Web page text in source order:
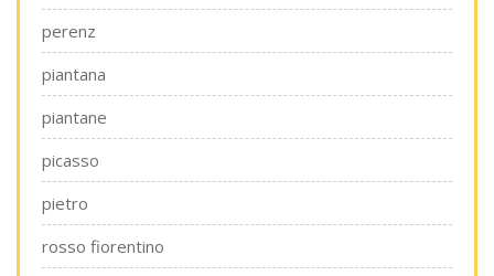
perenz
piantana
piantane
picasso
pietro
rosso fiorentino